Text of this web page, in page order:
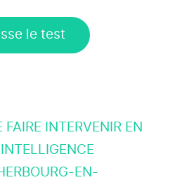
le test
INTERVENIR EN
EN-